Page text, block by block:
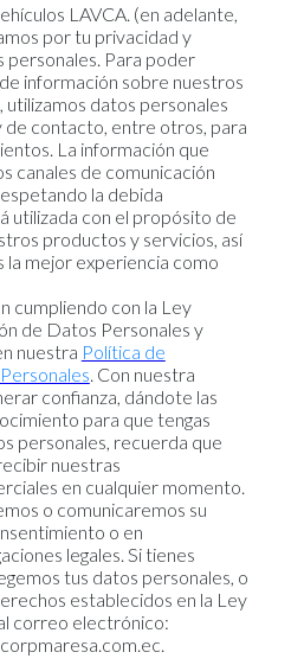
LAVCA. (en adelante,
por tu privacidad y
Para poder
información sobre nuestros
datos personales
contacto, entre otros, para
La información que
canales de comunicación
la debida
utilizada con el propósito de
productos y servicios, así
la mejor experiencia como
cumpliendo con la Ley
de Datos Personales y
nuestra Política de
. Con nuestra
confianza, dándote las
para que tengas
personales, recuerda que
nuestras
en cualquier momento.
o comunicaremos su
o en
legales. Si tienes
tus datos personales, o
establecidos en la Ley
correo electrónico: